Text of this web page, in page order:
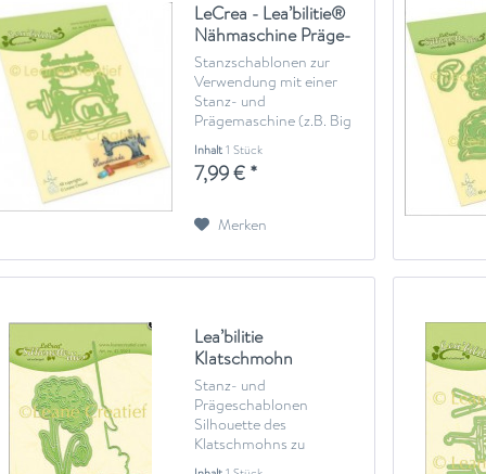
LeCrea - Lea’bilitie®
Nähmaschine Präge-
und...
Stanzschablonen zur
Verwendung mit einer
Stanz- und
Prägemaschine (z.B. Big
Shot)
Inhalt1 Stück
7,99 € *
Merken
Lea’bilitie
Klatschmohn
Silhouette Stanz-
und...
Stanz- und
Prägeschablonen
Silhouette des
Klatschmohns zu
verwenden mit einer